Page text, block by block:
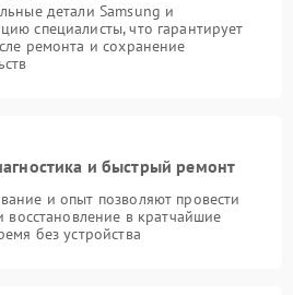
детали Samsung и
специалисты, что гарантирует
ремонта и сохранение
и быстрый ремонт
и опыт позволяют провести
восстановление в кратчайшие
без устройства